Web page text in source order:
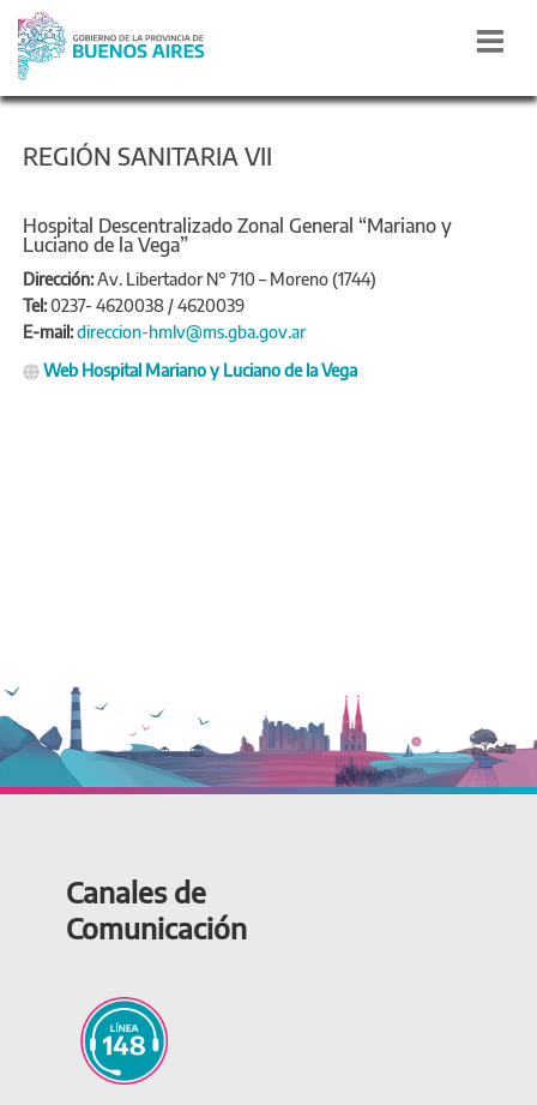
REGIÓN SANITARIA VII
Hospital Descentralizado Zonal General “Mariano y
Luciano de la Vega”
Dirección:Av. Libertador N° 710 – Moreno (1744)
Tel:0237- 4620038 / 4620039
E-mail:direccion-hmlv@ms.gba.gov.ar
Web Hospital Mariano y Luciano de la Vega
Canales de
Comunicación